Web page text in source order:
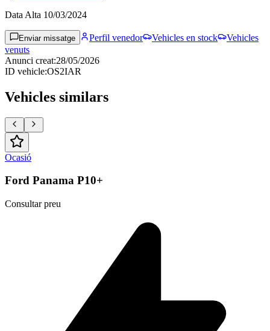
Data Alta 10/03/2024
Enviar missatge Perfil venedor Vehicles en stock
Vehicles
venuts
Anunci creat:28/05/2026
ID vehicle:OS2IAR
Vehicles similars
Ocasió
Ford Panama P10+
Consultar preu